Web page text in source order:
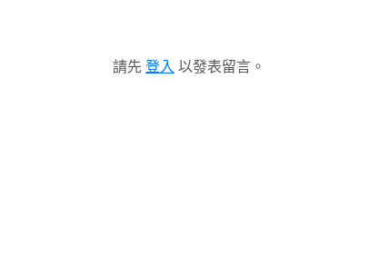
請先 登入 以發表留言。